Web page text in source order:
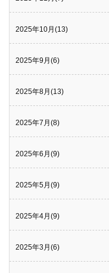
2025年10月(13)
2025年9月(6)
2025年8月(13)
2025年7月(8)
2025年6月(9)
2025年5月(9)
2025年4月(9)
2025年3月(6)